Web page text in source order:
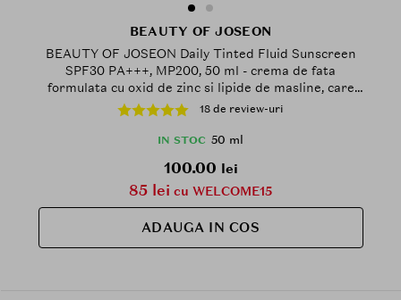
BEAUTY OF JOSEON
BEAUTY OF JOSEON Daily Tinted Fluid Sunscreen
SPF30 PA+++, MP200, 50 ml - crema de fata
formulata cu oxid de zinc si lipide de masline, care
contribuie la protectia solara si la metinerea
aspectului echilibrat al tenului, Tinted
18 de review-uri
IN STOC 50 ml
100.00 lei
85 lei cu WELCOME15
ADAUGA IN COS